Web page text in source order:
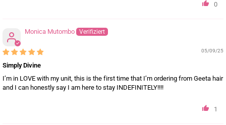
0
Monica Mutombo
05/09/25
Simply Divine
I’m in LOVE with my unit, this is the first time that I’m ordering from Geeta hair
and I can honestly say I am here to stay INDEFINITELY!!!!
1